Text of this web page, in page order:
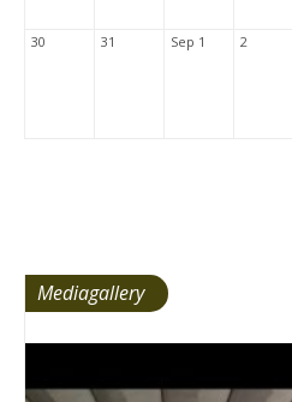
30 31 Sep 1 2
Mediagallery